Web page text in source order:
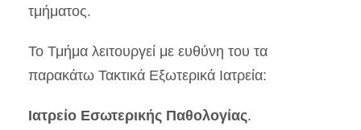
τμήματος.
Το Τμήμα λειτουργεί με ευθύνη του τα
παρακάτω Τακτικά Εξωτερικά Ιατρεία:
Ιατρείο Εσωτερικής Παθολογίας.